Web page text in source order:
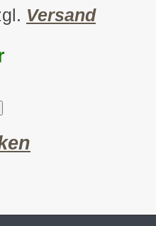
Versand